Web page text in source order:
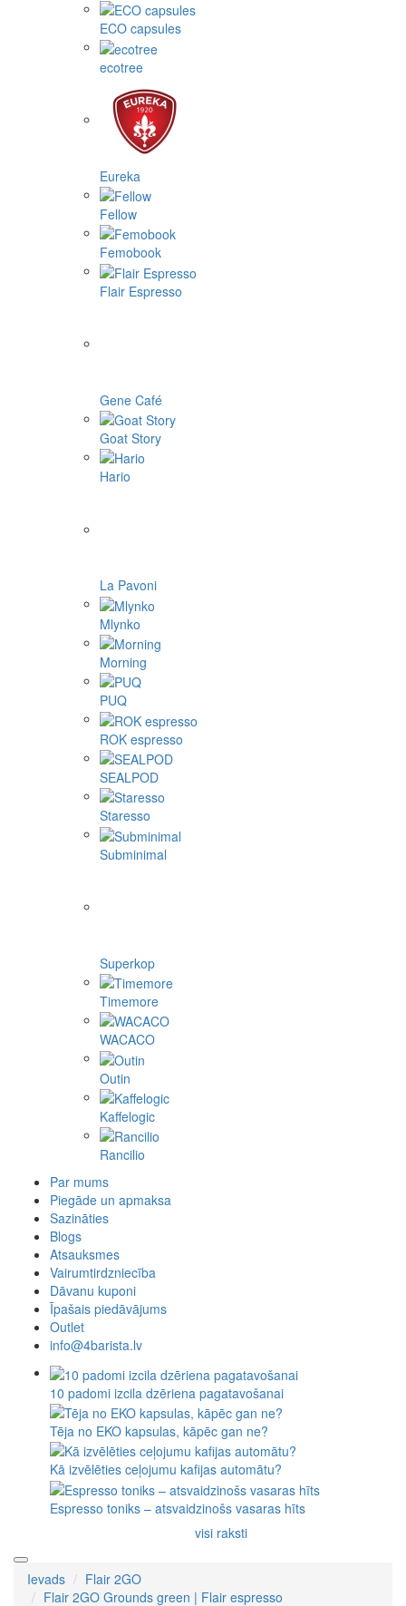
ECO capsules
ecotree
Eureka
Fellow
Femobook
Flair Espresso
Gene Café
Goat Story
Hario
La Pavoni
Mlynko
Morning
PUQ
ROK espresso
SEALPOD
Staresso
Subminimal
Superkop
Timemore
WACACO
Outin
Kaffelogic
Rancilio
Par mums
Piegāde un apmaksa
Sazināties
Blogs
Atsauksmes
Vairumtirdzniecība
Dāvanu kuponi
Īpašais piedāvājums
Outlet
info@4barista.lv
10 padomi izcila dzēriena pagatavošanai
Tēja no EKO kapsulas, kāpēc gan ne?
Kā izvēlēties ceļojumu kafijas automātu?
Espresso toniks – atsvaidzinošs vasaras hīts
visi raksti
Ievads
Flair 2GO
Flair 2GO Grounds green | Flair espresso